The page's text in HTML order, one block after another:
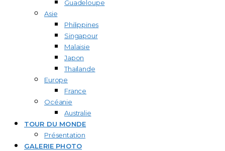
Guadeloupe
Asie
Philippines
Singapour
Malaisie
Japon
Thaïlande
Europe
France
Océanie
Australie
TOUR DU MONDE
Présentation
GALERIE PHOTO